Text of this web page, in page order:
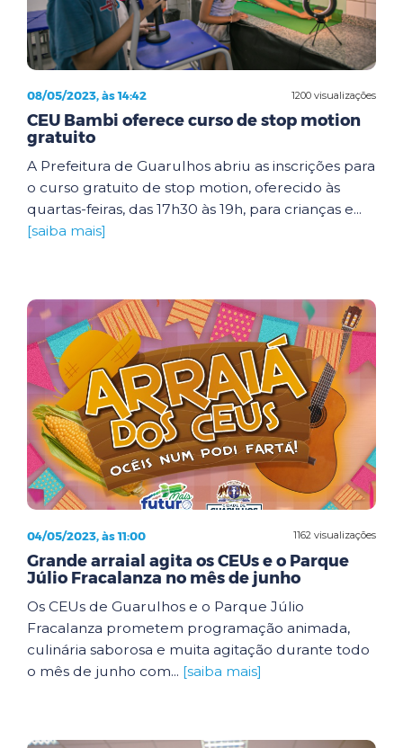
1200 visualizações
08/05/2023, às 14:42
CEU Bambi oferece curso de stop motion
gratuito
A Prefeitura de Guarulhos abriu as inscrições para
o curso gratuito de stop motion, oferecido às
quartas-feiras, das 17h30 às 19h, para crianças e...
[saiba mais]
1162 visualizações
04/05/2023, às 11:00
Grande arraial agita os CEUs e o Parque
Júlio Fracalanza no mês de junho
Os CEUs de Guarulhos e o Parque Júlio
Fracalanza prometem programação animada,
culinária saborosa e muita agitação durante todo
o mês de junho com... [saiba mais]